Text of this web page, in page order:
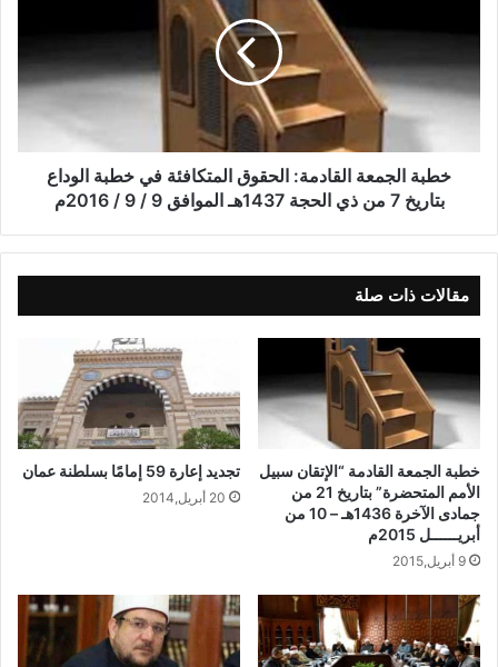
خطبة الجمعة القادمة: الحقوق المتكافئة في خطبة الوداع
بتاريخ 7 من ذي الحجة 1437هـ الموافق 9 / 9 / 2016م
مقالات ذات صلة
خطبة الجمعة القادمة “الإتقان سبيل
الأمم المتحضرة” بتاريخ 21 من
جمادى الآخرة 1436هـ – 10 من
أبريــــــل 2015م
9 أبريل,2015
تجديد إعارة 59 إمامًا بسلطنة عمان
20 أبريل,2014